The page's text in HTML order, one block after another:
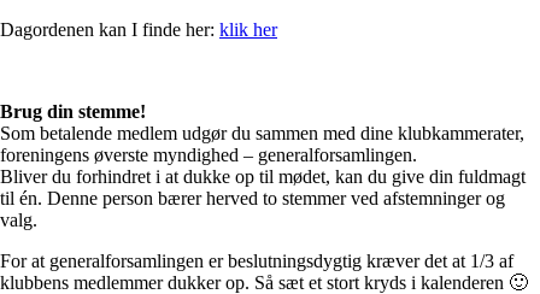
Dagordenen kan I finde her: klik her
Brug din stemme!
Som betalende medlem udgør du sammen med dine klubkammerater,
foreningens øverste myndighed – generalforsamlingen.
Bliver du forhindret i at dukke op til mødet, kan du give din fuldmagt
til én. Denne person bærer herved to stemmer ved afstemninger og
valg.
For at generalforsamlingen er beslutningsdygtig kræver det at 1/3 af
klubbens medlemmer dukker op. Så sæt et stort kryds i kalenderen 🙂